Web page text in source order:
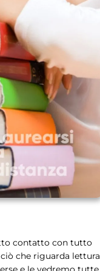
contatto con tutto
che riguarda lettura